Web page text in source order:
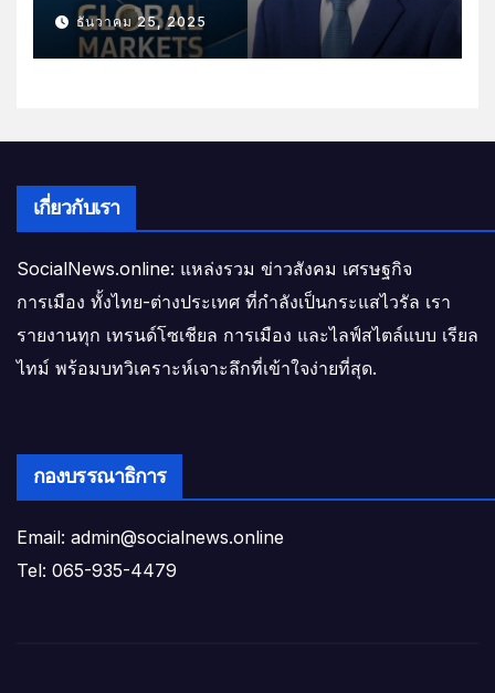
ธันวาคม 25, 2025
เกี่ยวกับเรา
SocialNews.online: แหล่งรวม ข่าวสังคม เศรษฐกิจ
การเมือง ทั้งไทย-ต่างประเทศ ที่กำลังเป็นกระแสไวรัล เรา
รายงานทุก เทรนด์โซเชียล การเมือง และไลฟ์สไตล์แบบ เรียล
ไทม์ พร้อมบทวิเคราะห์เจาะลึกที่เข้าใจง่ายที่สุด.
กองบรรณาธิการ
Email: admin@socialnews.online
Tel: 065-935-4479